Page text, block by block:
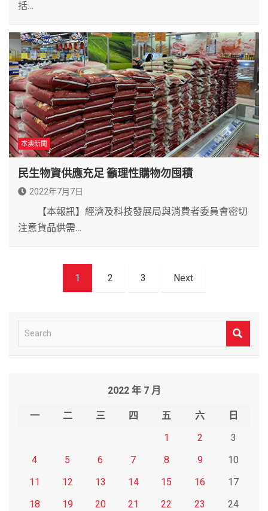
括…
本澳新聞
民生物資供應充足 籲理性購物勿囤積
2022年7月7日
【本報訊】經濟及科技發展局與消費者委員會密切
注意貨品供需…
1 2 3 Next
e
2022 年 7 月
一 二 三 四 五 六
日
1
2
3
4
5 6 7 8 9
10
11
12 13 14 15 16
17
18
19 20 21 22 23
24